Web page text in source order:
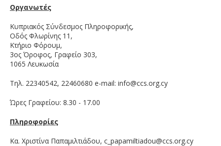
Οργανωτές
Κυπριακός Σύνδεσμος Πληροφορικής,
Οδός Φλωρίνης 11,
Κτήριο Φόρουμ,
3ος Όροφος, Γραφείο 303,
1065 Λευκωσία
Τηλ. 22340542, 22460680 e-mail: info@ccs.org.cy
Ώρες Γραφείου: 8.30 - 17.00
Πληροφορίες
Κα. Χριστίνα Παπαμιλτιάδου, c_papamiltiadou@ccs.org.cy